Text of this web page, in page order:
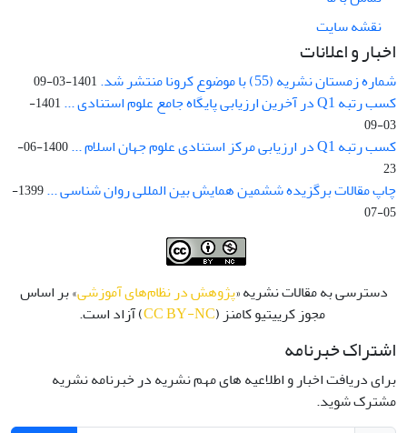
نقشه سایت
اخبار و اعلانات
شماره زمستان نشریه (55) با موضوع کرونا منتشر شد. 1401-03-09
کسب رتبه Q1 در آخرین ارزیابی پایگاه جامع علوم استنادی ...
1401-
03-09
کسب رتبه Q1 در ارزیابی مرکز استنادی علوم جهان اسلام ...
1400-06-
23
چاپ مقالات برگزیده ششمین همایش بین المللی روان شناسی ...
1399-
05-07
دسترسی به مقالات نشریه «پژوهش در نظام‌های آموزشی» بر اساس
مجوز کرییتیو کامنز (CC BY-NC) آزاد است.
اشتراک خبرنامه
برای دریافت اخبار و اطلاعیه های مهم نشریه در خبرنامه نشریه
مشترک شوید.